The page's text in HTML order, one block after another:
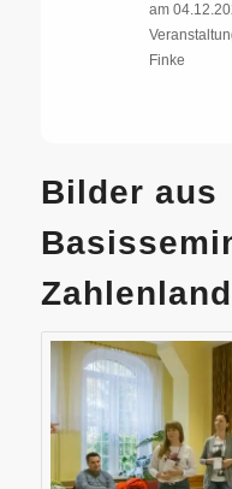
am
Finke
Bilder aus
Zahlenland